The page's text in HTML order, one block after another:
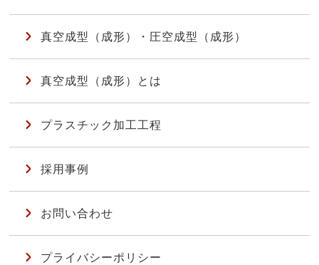
真空成型（成形）・圧空成型（成形）
真空成型（成形）とは
プラスチック加工工程
採用事例
お問い合わせ
プライバシーポリシー